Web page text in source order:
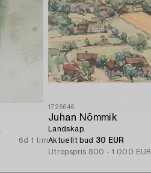
6d 1 tim
1726646
Juhan Nõmmik
Landskap.
Aktuellt bud 30 EUR
Utropspris 800 - 1 000 EUR